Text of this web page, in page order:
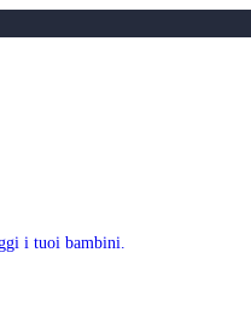
i tuoi bambini.